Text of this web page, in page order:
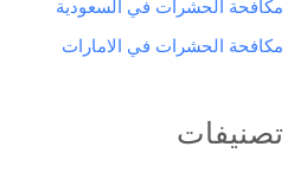
مكافحة الحشرات في السعودية
مكافحة الحشرات في الامارات
تصنيفات